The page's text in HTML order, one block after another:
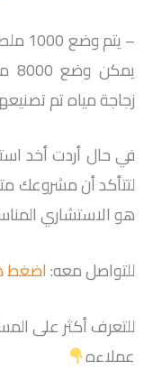
–
زجاجة مياه تم
في حال أردت أخد
لتتأكد أن مشروعك
هو الاستشاري
للتواصل معه:اضغط
للتعرف أكثر على
عملاءه